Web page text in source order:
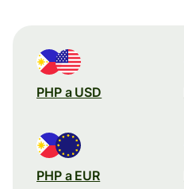
PHP a USD
PHP a EUR